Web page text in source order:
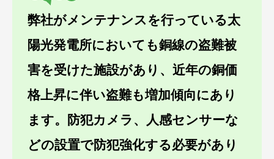
弊社がメンテナンスを行っている太
陽光発電所においても銅線の盗難被
害を受けた施設があり、近年の銅価
格上昇に伴い盗難も増加傾向にあり
ます。防犯カメラ、人感センサーな
どの設置で防犯強化する必要があり